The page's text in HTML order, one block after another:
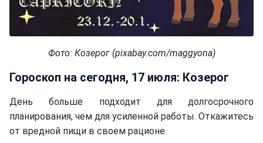
Фото: Козерог (pixabay.com/maggyona)
Гороскоп на сегодня, 17 июля: Козерог
День больше подходит для долгосрочного
планирования, чем для усиленной работы. Откажитесь
от вредной пищи в своем рационе.